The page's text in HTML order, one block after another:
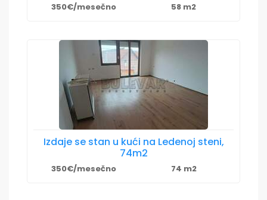
350€/mesečno 58 m2
Izdaje se stan u kući na Ledenoj steni,
74m2
350€/mesečno 74 m2